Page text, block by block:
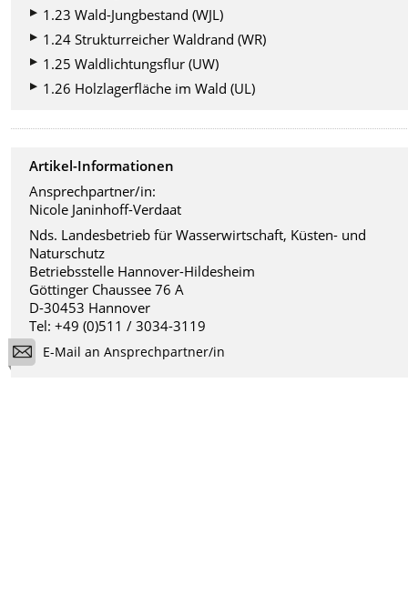
1.23 Wald-Jungbestand (WJL)
1.24 Strukturreicher Waldrand (WR)
1.25 Waldlichtungsflur (UW)
1.26 Holzlagerfläche im Wald (UL)
Artikel-Informationen
Ansprechpartner/in:
Nicole Janinhoff-Verdaat
Nds. Landesbetrieb für Wasserwirtschaft, Küsten- und
Naturschutz
Betriebsstelle Hannover-Hildesheim
Göttinger Chaussee 76 A
D-30453 Hannover
Tel: +49 (0)511 / 3034-3119
E-Mail an Ansprechpartner/in